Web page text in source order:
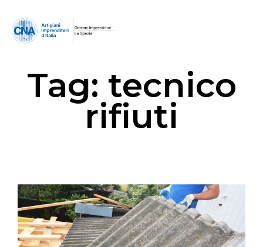
Tag: tecnico
rifiuti